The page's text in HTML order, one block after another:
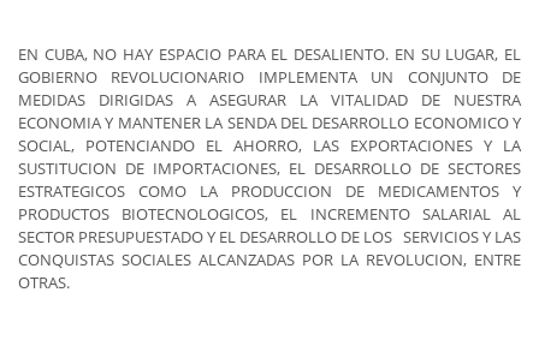
EN CUBA, NO HAY ESPACIO PARA EL DESALIENTO. EN SU LUGAR, EL
GOBIERNO REVOLUCIONARIO IMPLEMENTA UN CONJUNTO DE
MEDIDAS DIRIGIDAS A ASEGURAR LA VITALIDAD DE NUESTRA
ECONOMIA Y MANTENER LA SENDA DEL DESARROLLO ECONOMICO Y
SOCIAL, POTENCIANDO EL AHORRO, LAS EXPORTACIONES Y LA
SUSTITUCION DE IMPORTACIONES, EL DESARROLLO DE SECTORES
ESTRATEGICOS COMO LA PRODUCCION DE MEDICAMENTOS Y
PRODUCTOS BIOTECNOLOGICOS, EL INCREMENTO SALARIAL AL
SECTOR PRESUPUESTADO Y EL DESARROLLO DE LOS SERVICIOS Y LAS
CONQUISTAS SOCIALES ALCANZADAS POR LA REVOLUCION, ENTRE
OTRAS.